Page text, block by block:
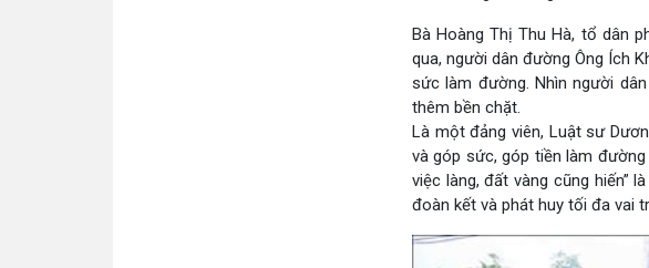
Bà Hoàng Thị Thu Hà, tổ dân
qua, người dân đường Ông Ích
sức làm đường. Nhìn người
thêm bền chặt.
Là một đảng viên, Luật sư
và góp sức, góp tiền làm
việc làng, đất vàng cũng hiến”
đoàn kết và phát huy tối đa vai